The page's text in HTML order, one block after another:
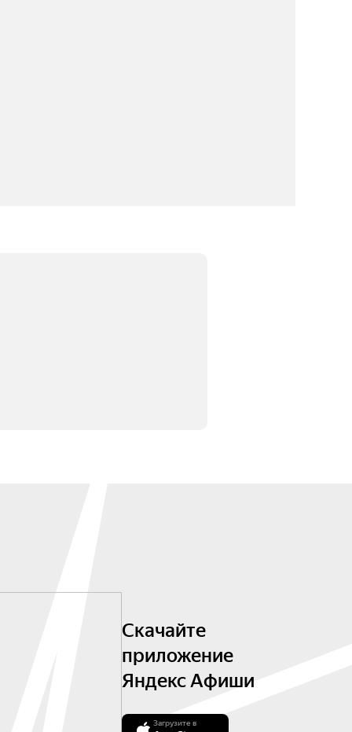
Скачайте
приложение
Яндекс Афиши
Загрузите в